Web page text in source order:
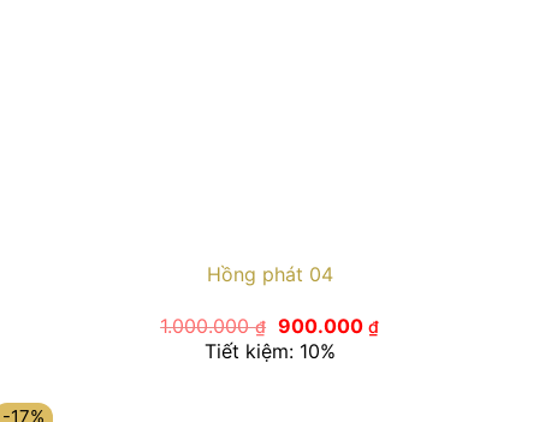
Hồng phát 04
1.000.000₫ Giá
gốc
là:
900.000 ₫Giá
hiện
Tiết kiệm: 10%
-17%